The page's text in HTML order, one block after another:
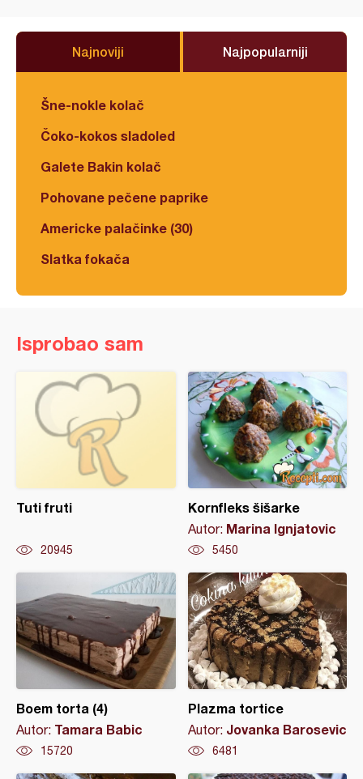
Najnoviji Najpopularniji
Šne-nokle kolač
Čoko-kokos sladoled
Galete Bakin kolač
Pohovane pečene paprike
Americke palačinke (30)
Slatka fokača
Isprobao sam
Tuti fruti
20945
Kornfleks šišarke
Autor: Marina Ignjatovic
5450
Boem torta (4)
Autor: Tamara Babic
15720
Plazma tortice
Autor: Jovanka Barosevic
6481